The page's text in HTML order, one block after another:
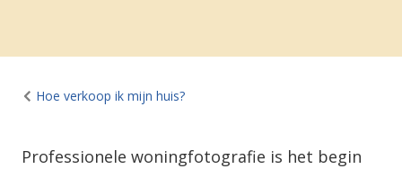
Hoe verkoop ik mijn huis?
Professionele woningfotografie is het begin